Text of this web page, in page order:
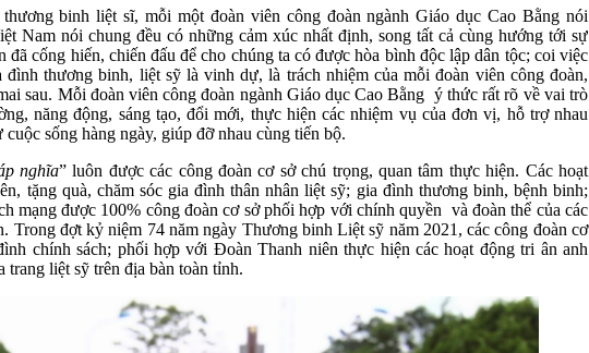
binh liệt sĩ, mỗi một đoàn viên công đoàn ngành Giáo dục Cao Bằng nói
Nam nói chung đều có những cảm xúc nhất định, song tất cả cùng hướng tới sự
đã cống hiến, chiến đấu để cho chúng ta có được hòa bình độc lập dân tộc; coi việc
đình thương binh, liệt sỹ là vinh dự, là trách nhiệm của mỗi đoàn viên công đoàn,
sau. Mỗi đoàn viên công đoàn ngành Giáo dục Cao Bằng ý thức rất rõ về vai trò
năng động, sáng tạo, đổi mới, thực hiện các nhiệm vụ của đơn vị, hỗ trợ nhau
sống hàng ngày, giúp đỡ nhau cùng tiến bộ.
nghĩa” luôn được các công đoàn cơ sở chú trọng, quan tâm thực hiện. Các hoạt
tặng quà, chăm sóc gia đình thân nhân liệt sỹ; gia đình thương binh, bệnh binh;
mạng được 100% công đoàn cơ sở phối hợp với chính quyền và đoàn thể của các
Trong đợt kỷ niệm 74 năm ngày Thương binh Liệt sỹ năm 2021, các công đoàn cơ
chính sách; phối hợp với Đoàn Thanh niên thực hiện các hoạt động tri ân anh
trang liệt sỹ trên địa bàn toàn tỉnh.